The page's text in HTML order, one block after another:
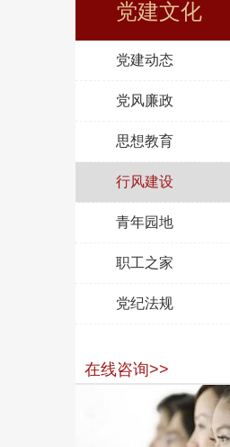
党建文化
党建动态
党风廉政
思想教育
行风建设
青年园地
职工之家
党纪法规
在线咨询>>